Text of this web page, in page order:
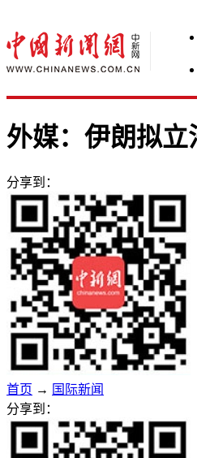
外媒：伊朗拟
分享到：
首页 → 国际新闻
分享到：